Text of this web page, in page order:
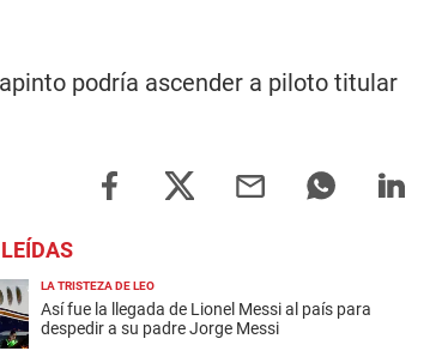
podría ascender a piloto titular
LA TRISTEZA DE LEO
Así fue la llegada de Lionel Messi al país para
despedir a su padre Jorge Messi